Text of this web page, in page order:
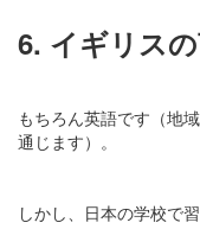
6. イギリス
もちろん英語です（地
通じます）。
しかし、日本の学校で